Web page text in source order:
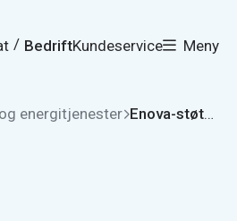
/ BedriftKundeservice Meny
energitjenester Enova-støtte til yrkesbygg og borettslag